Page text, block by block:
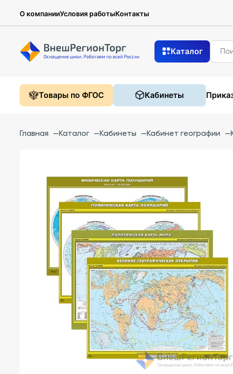
О компанииУсловия работыКонтакты
Каталог
Товары по ФГОС Кабинеты
Главная —Каталог —Кабинеты —Кабинет географии —